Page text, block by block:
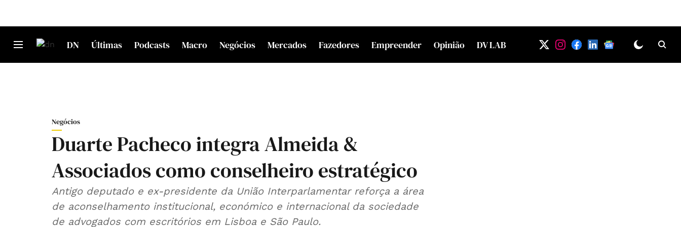
DN Últimas Podcasts Macro Negócios Mercados Fazedores Empreender Opinião DV LAB
Negócios
Duarte Pacheco integra Almeida &
Associados como conselheiro estratégico
Antigo deputado e ex-presidente da União Interparlamentar reforça a área
de aconselhamento institucional, económico e internacional da sociedade
de advogados com escritórios em Lisboa e São Paulo.